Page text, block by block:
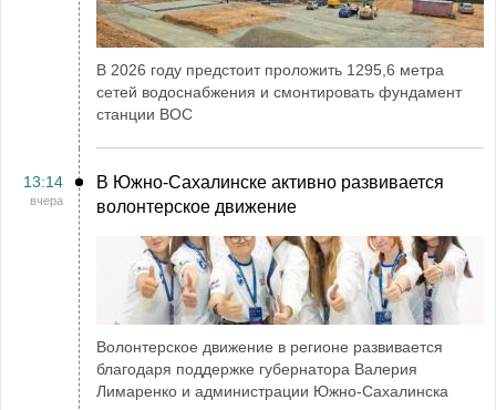
В 2026 году предстоит проложить 1295,6 метра
сетей водоснабжения и смонтировать фундамент
станции ВОС
13:14
вчера
В Южно-Сахалинске активно развивается
волонтерское движение
Волонтерское движение в регионе развивается
благодаря поддержке губернатора Валерия
Лимаренко и администрации Южно-Сахалинска